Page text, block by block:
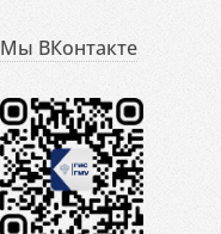
Мы ВКонтакте